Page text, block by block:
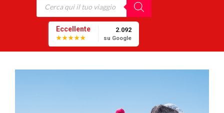
Eccellente
★★★★★
2.092
su Google